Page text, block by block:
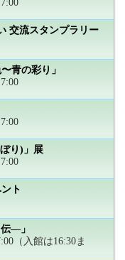
交流スタンプラリー
青の彩り」
り)」展
ト
―」
（入館は16:30ま